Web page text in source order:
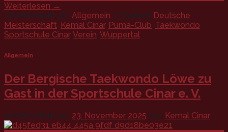
Weiterlesen →
Veröffentlicht am Allgemein Markiert Deutsche
Meisterschaft, Kemal Cinar, Puma-Club, Taekwondo
Sportschule Cinar, Verein, Wuppertal
Allgemein
Der Bergische Taekwondo Löwe zu
Gast in der Sportschule Cinar e. V.
Veröffentlicht am 23. November 2025 von Kemal Cinar